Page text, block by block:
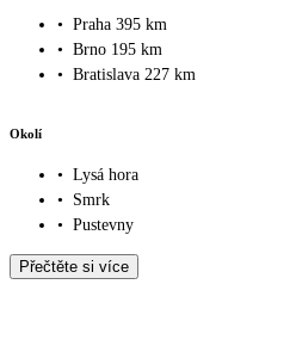
• Praha 395 km
• Brno 195 km
• Bratislava 227 km
Okolí
• Lysá hora
•
Smrk
• Pustevny
Přečtěte si více